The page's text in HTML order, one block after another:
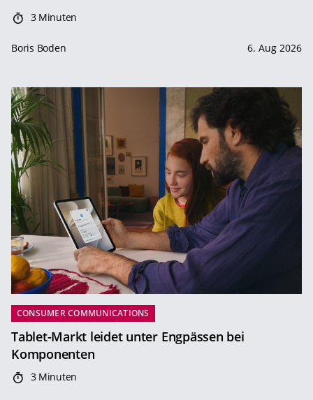
3 Minuten
Boris Boden 6. Aug 2026
CONSUMER COMMUNICATIONS
Tablet-Markt leidet unter Engpässen bei
Komponenten
3 Minuten